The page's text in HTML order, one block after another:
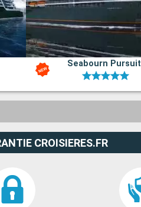
Seabourn Pursuit
CROISIERES.FR